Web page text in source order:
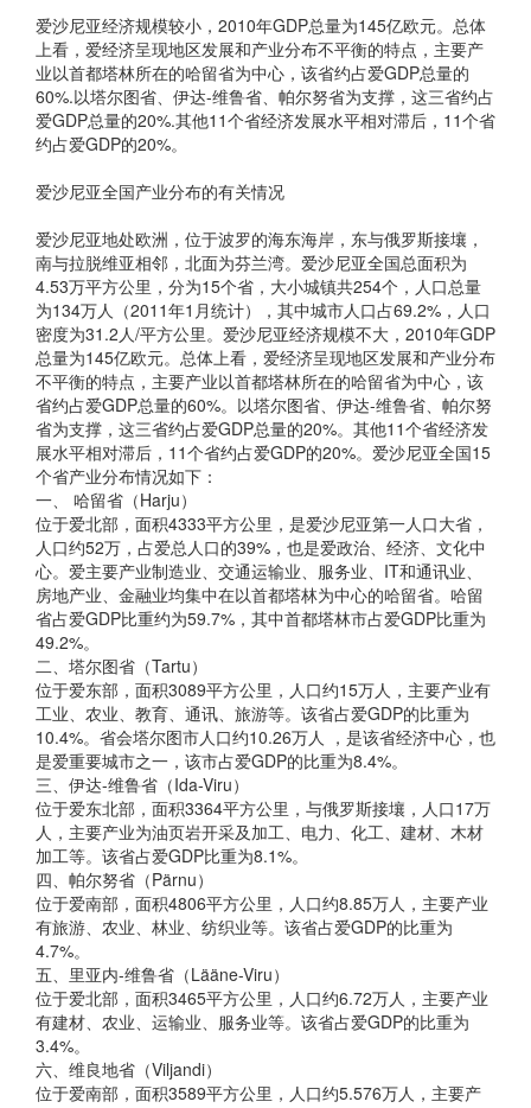
爱沙尼亚经济规模较小，2010年GDP总量为145亿欧元。总体
上看，爱经济呈现地区发展和产业分布不平衡的特点，主要产
业以首都塔林所在的哈留省为中心，该省约占爱GDP总量的
60%.以塔尔图省、伊达-维鲁省、帕尔努省为支撑，这三省约占
爱GDP总量的20%.其他11个省经济发展水平相对滞后，11个省
约占爱GDP的20%。
爱沙尼亚全国产业分布的有关情况
爱沙尼亚地处欧洲，位于波罗的海东海岸，东与俄罗斯接壤，
南与拉脱维亚相邻，北面为芬兰湾。爱沙尼亚全国总面积为
4.53万平方公里，分为15个省，大小城镇共254个，人口总量
为134万人（2011年1月统计），其中城市人口占69.2%，人口
密度为31.2人/平方公里。爱沙尼亚经济规模不大，2010年GDP
总量为145亿欧元。总体上看，爱经济呈现地区发展和产业分布
不平衡的特点，主要产业以首都塔林所在的哈留省为中心，该
省约占爱GDP总量的60%。以塔尔图省、伊达-维鲁省、帕尔努
省为支撑，这三省约占爱GDP总量的20%。其他11个省经济发
展水平相对滞后，11个省约占爱GDP的20%。爱沙尼亚全国15
个省产业分布情况如下：
一、 哈留省（Harju）
位于爱北部，面积4333平方公里，是爱沙尼亚第一人口大省，
人口约52万，占爱总人口的39%，也是爱政治、经济、文化中
心。爱主要产业制造业、交通运输业、服务业、IT和通讯业、
房地产业、金融业均集中在以首都塔林为中心的哈留省。哈留
省占爱GDP比重约为59.7%，其中首都塔林市占爱GDP比重为
49.2%。
二、塔尔图省（Tartu）
位于爱东部，面积3089平方公里，人口约15万人，主要产业有
工业、农业、教育、通讯、旅游等。该省占爱GDP的比重为
10.4%。省会塔尔图市人口约10.26万人 ，是该省经济中心，也
是爱重要城市之一，该市占爱GDP的比重为8.4%。
三、伊达-维鲁省（Ida-Viru）
位于爱东北部，面积3364平方公里，与俄罗斯接壤，人口17万
人，主要产业为油页岩开采及加工、电力、化工、建材、木材
加工等。该省占爱GDP比重为8.1%。
四、帕尔努省（Pärnu）
位于爱南部，面积4806平方公里，人口约8.85万人，主要产业
有旅游、农业、林业、纺织业等。该省占爱GDP的比重为
4.7%。
五、里亚内-维鲁省（Lääne-Viru）
位于爱北部，面积3465平方公里，人口约6.72万人，主要产业
有建材、农业、运输业、服务业等。该省占爱GDP的比重为
3.4%。
六、维良地省（Viljandi）
位于爱南部，面积3589平方公里，人口约5.576万人，主要产